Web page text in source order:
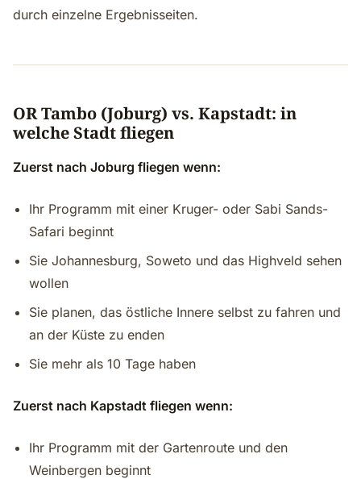
durch einzelne Ergebnisseiten.
OR Tambo (Joburg) vs. Kapstadt: in
welche Stadt fliegen
Zuerst nach Joburg fliegen wenn:
Ihr Programm mit einer Kruger- oder Sabi Sands-
Safari beginnt
Sie Johannesburg, Soweto und das Highveld sehen
wollen
Sie planen, das östliche Innere selbst zu fahren und
an der Küste zu enden
Sie mehr als 10 Tage haben
Zuerst nach Kapstadt fliegen wenn:
Ihr Programm mit der Gartenroute und den
Weinbergen beginnt